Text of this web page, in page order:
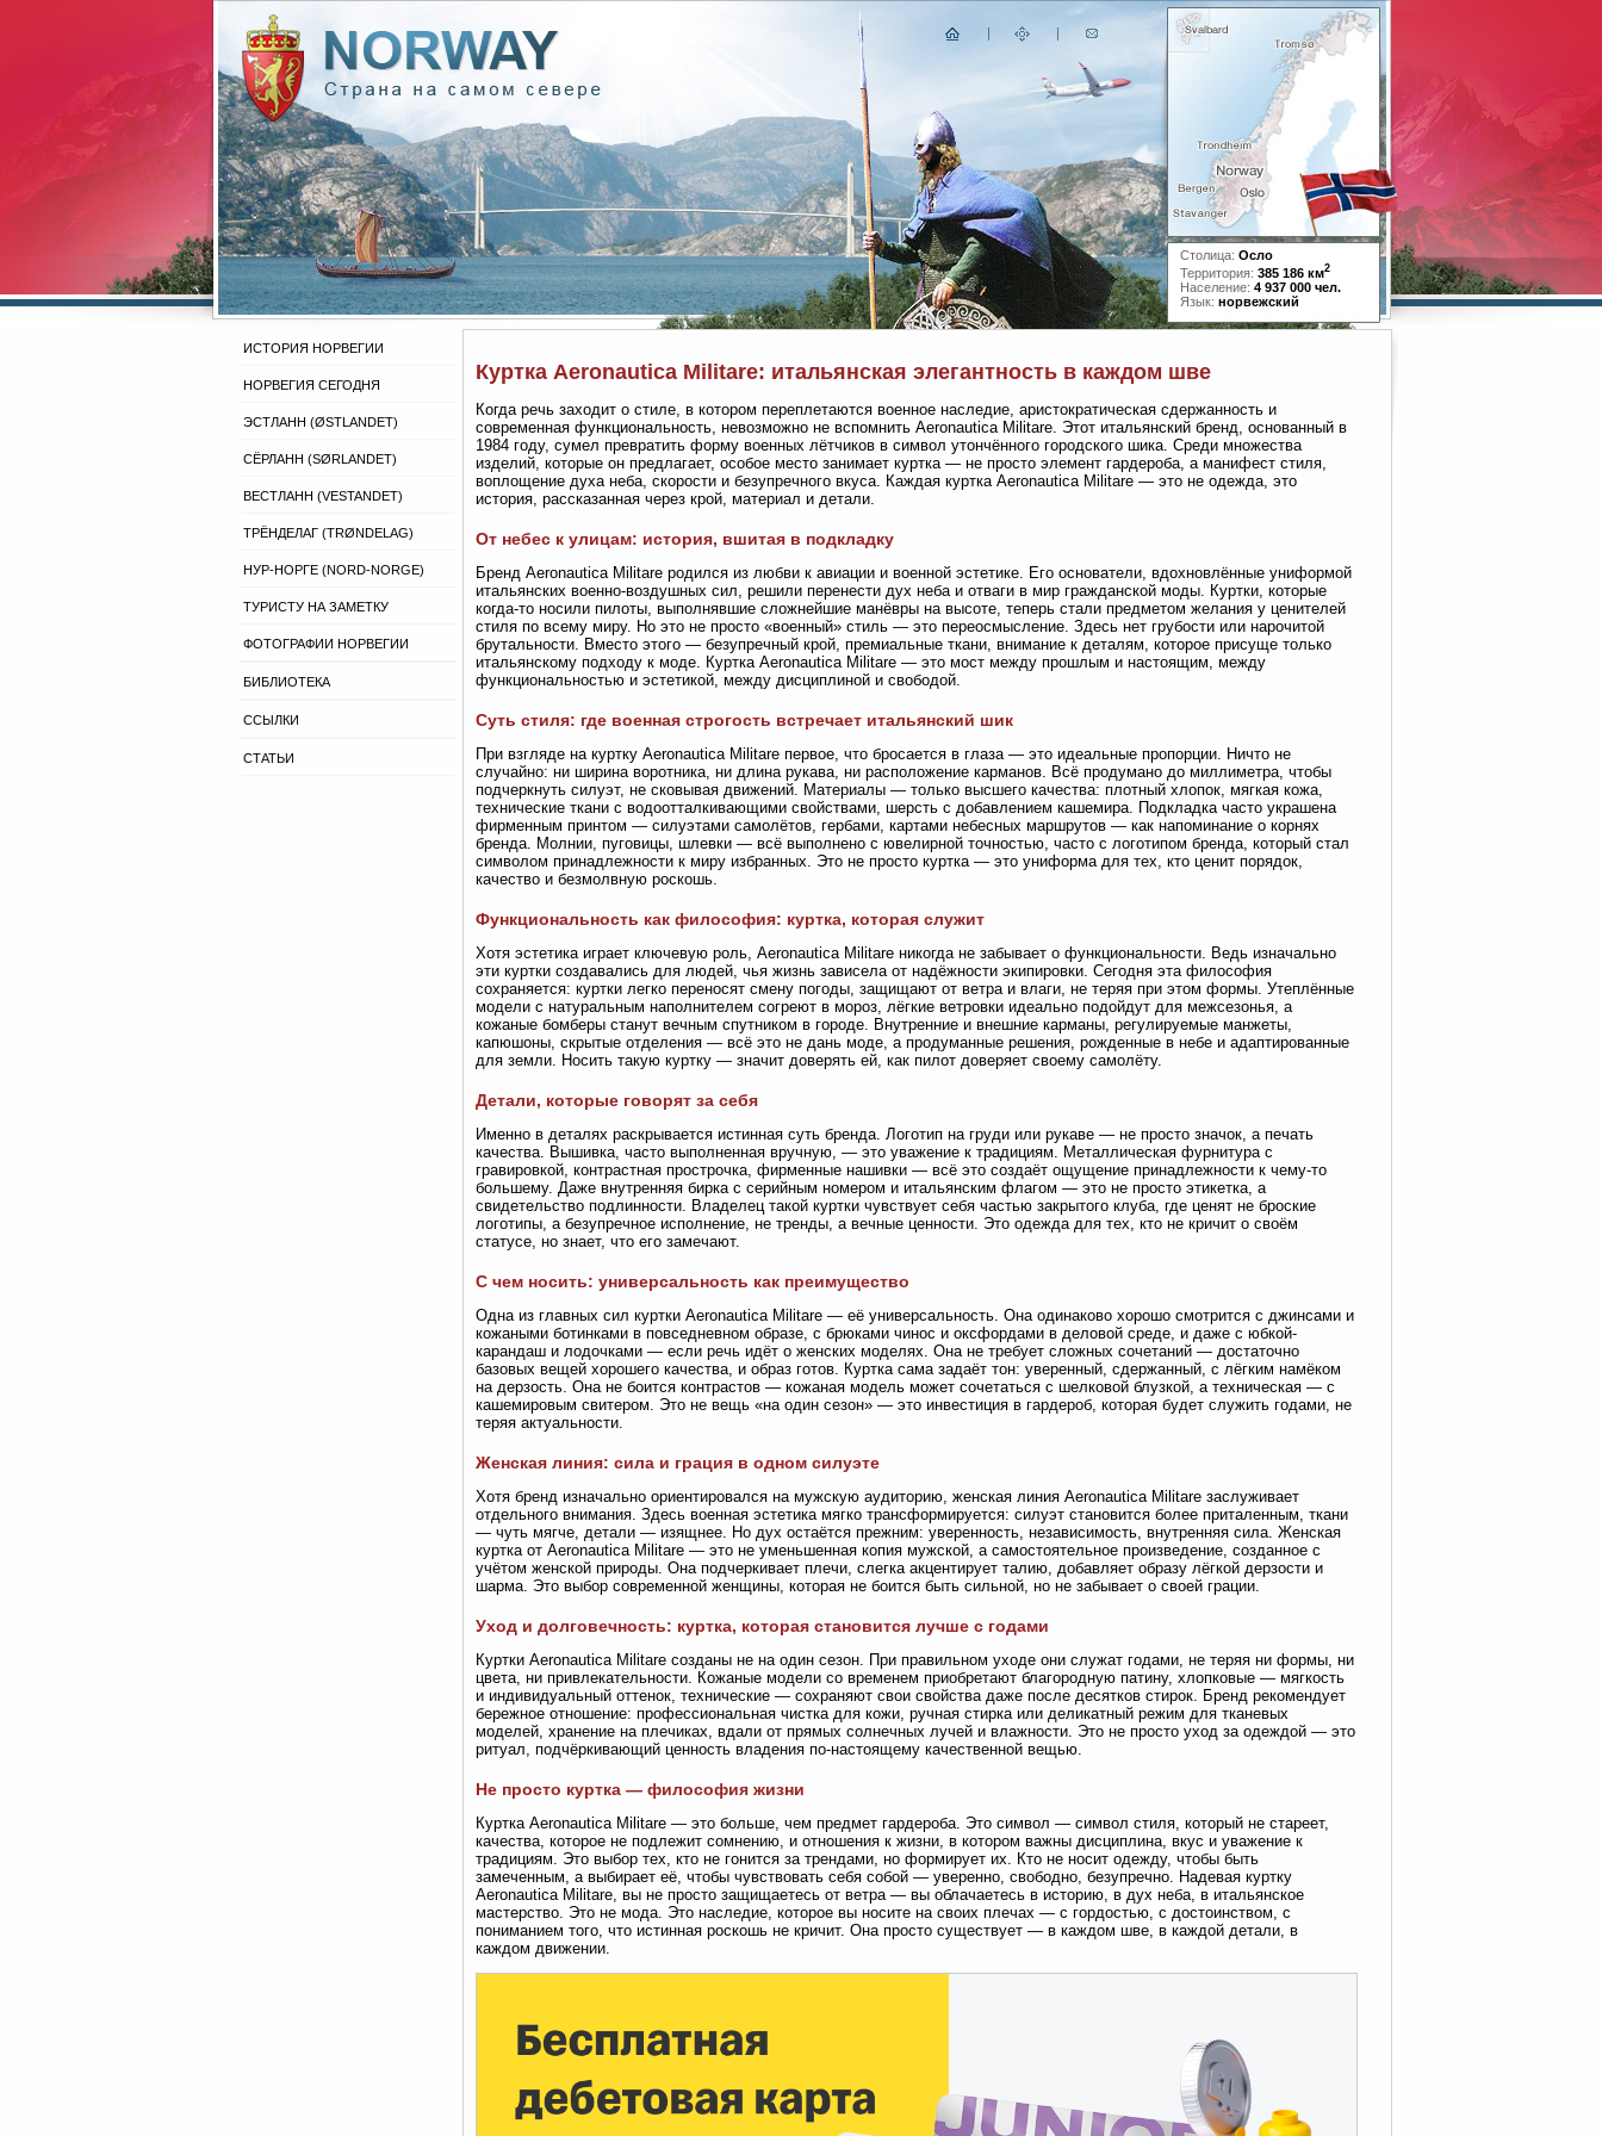
Столица: Осло
Территория: 385 186 км2
Население: 4 937 000 чел.
Язык: норвежский
ИСТОРИЯ НОРВЕГИИ
НОРВЕГИЯ СЕГОДНЯ
ЭСТЛАНН (ØSTLANDET)
СЁРЛАНН (SØRLANDET)
ВЕСТЛАНН (VESTANDET)
ТРЁНДЕЛАГ (TRØNDELAG)
НУР-НОРГЕ (NORD-NORGE)
ТУРИСТУ НА ЗАМЕТКУ
ФОТОГРАФИИ НОРВЕГИИ
БИБЛИОТЕКА
ССЫЛКИ
СТАТЬИ
Куртка Aeronautica Militare: итальянская элегантность в каждом шве
Когда речь заходит о стиле, в котором переплетаются военное наследие, аристократическая сдержанность и
современная функциональность, невозможно не вспомнить Aeronautica Militare. Этот итальянский бренд, основанный в
1984 году, сумел превратить форму военных лётчиков в символ утончённого городского шика. Среди множества
изделий, которые он предлагает, особое место занимает куртка — не просто элемент гардероба, а манифест стиля,
воплощение духа неба, скорости и безупречного вкуса. Каждая куртка Aeronautica Militare — это не одежда, это
история, рассказанная через крой, материал и детали.
От небес к улицам: история, вшитая в подкладку
Бренд Aeronautica Militare родился из любви к авиации и военной эстетике. Его основатели, вдохновлённые униформой
итальянских военно-воздушных сил, решили перенести дух неба и отваги в мир гражданской моды. Куртки, которые
когда-то носили пилоты, выполнявшие сложнейшие манёвры на высоте, теперь стали предметом желания у ценителей
стиля по всему миру. Но это не просто «военный» стиль — это переосмысление. Здесь нет грубости или нарочитой
брутальности. Вместо этого — безупречный крой, премиальные ткани, внимание к деталям, которое присуще только
итальянскому подходу к моде. Куртка Aeronautica Militare — это мост между прошлым и настоящим, между
функциональностью и эстетикой, между дисциплиной и свободой.
Суть стиля: где военная строгость встречает итальянский шик
При взгляде на куртку Aeronautica Militare первое, что бросается в глаза — это идеальные пропорции. Ничто не
случайно: ни ширина воротника, ни длина рукава, ни расположение карманов. Всё продумано до миллиметра, чтобы
подчеркнуть силуэт, не сковывая движений. Материалы — только высшего качества: плотный хлопок, мягкая кожа,
технические ткани с водоотталкивающими свойствами, шерсть с добавлением кашемира. Подкладка часто украшена
фирменным принтом — силуэтами самолётов, гербами, картами небесных маршрутов — как напоминание о корнях
бренда. Молнии, пуговицы, шлевки — всё выполнено с ювелирной точностью, часто с логотипом бренда, который стал
символом принадлежности к миру избранных. Это не просто куртка — это униформа для тех, кто ценит порядок,
качество и безмолвную роскошь.
Функциональность как философия: куртка, которая служит
Хотя эстетика играет ключевую роль, Aeronautica Militare никогда не забывает о функциональности. Ведь изначально
эти куртки создавались для людей, чья жизнь зависела от надёжности экипировки. Сегодня эта философия
сохраняется: куртки легко переносят смену погоды, защищают от ветра и влаги, не теряя при этом формы. Утеплённые
модели с натуральным наполнителем согреют в мороз, лёгкие ветровки идеально подойдут для межсезонья, а
кожаные бомберы станут вечным спутником в городе. Внутренние и внешние карманы, регулируемые манжеты,
капюшоны, скрытые отделения — всё это не дань моде, а продуманные решения, рожденные в небе и адаптированные
для земли. Носить такую куртку — значит доверять ей, как пилот доверяет своему самолёту.
Детали, которые говорят за себя
Именно в деталях раскрывается истинная суть бренда. Логотип на груди или рукаве — не просто значок, а печать
качества. Вышивка, часто выполненная вручную, — это уважение к традициям. Металлическая фурнитура с
гравировкой, контрастная прострочка, фирменные нашивки — всё это создаёт ощущение принадлежности к чему-то
большему. Даже внутренняя бирка с серийным номером и итальянским флагом — это не просто этикетка, а
свидетельство подлинности. Владелец такой куртки чувствует себя частью закрытого клуба, где ценят не броские
логотипы, а безупречное исполнение, не тренды, а вечные ценности. Это одежда для тех, кто не кричит о своём
статусе, но знает, что его замечают.
С чем носить: универсальность как преимущество
Одна из главных сил куртки Aeronautica Militare — её универсальность. Она одинаково хорошо смотрится с джинсами и
кожаными ботинками в повседневном образе, с брюками чинос и оксфордами в деловой среде, и даже с юбкой-
карандаш и лодочками — если речь идёт о женских моделях. Она не требует сложных сочетаний — достаточно
базовых вещей хорошего качества, и образ готов. Куртка сама задаёт тон: уверенный, сдержанный, с лёгким намёком
на дерзость. Она не боится контрастов — кожаная модель может сочетаться с шелковой блузкой, а техническая — с
кашемировым свитером. Это не вещь «на один сезон» — это инвестиция в гардероб, которая будет служить годами, не
теряя актуальности.
Женская линия: сила и грация в одном силуэте
Хотя бренд изначально ориентировался на мужскую аудиторию, женская линия Aeronautica Militare заслуживает
отдельного внимания. Здесь военная эстетика мягко трансформируется: силуэт становится более приталенным, ткани
— чуть мягче, детали — изящнее. Но дух остаётся прежним: уверенность, независимость, внутренняя сила. Женская
куртка от Aeronautica Militare — это не уменьшенная копия мужской, а самостоятельное произведение, созданное с
учётом женской природы. Она подчеркивает плечи, слегка акцентирует талию, добавляет образу лёгкой дерзости и
шарма. Это выбор современной женщины, которая не боится быть сильной, но не забывает о своей грации.
Уход и долговечность: куртка, которая становится лучше с годами
Куртки Aeronautica Militare созданы не на один сезон. При правильном уходе они служат годами, не теряя ни формы, ни
цвета, ни привлекательности. Кожаные модели со временем приобретают благородную патину, хлопковые — мягкость
и индивидуальный оттенок, технические — сохраняют свои свойства даже после десятков стирок. Бренд рекомендует
бережное отношение: профессиональная чистка для кожи, ручная стирка или деликатный режим для тканевых
моделей, хранение на плечиках, вдали от прямых солнечных лучей и влажности. Это не просто уход за одеждой — это
ритуал, подчёркивающий ценность владения по-настоящему качественной вещью.
Не просто куртка — философия жизни
Куртка Aeronautica Militare — это больше, чем предмет гардероба. Это символ — символ стиля, который не стареет,
качества, которое не подлежит сомнению, и отношения к жизни, в котором важны дисциплина, вкус и уважение к
традициям. Это выбор тех, кто не гонится за трендами, но формирует их. Кто не носит одежду, чтобы быть
замеченным, а выбирает её, чтобы чувствовать себя собой — уверенно, свободно, безупречно. Надевая куртку
Aeronautica Militare, вы не просто защищаетесь от ветра — вы облачаетесь в историю, в дух неба, в итальянское
мастерство. Это не мода. Это наследие, которое вы носите на своих плечах — с гордостью, с достоинством, с
пониманием того, что истинная роскошь не кричит. Она просто существует — в каждом шве, в каждой детали, в
каждом движении.